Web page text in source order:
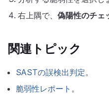
右上隅で、 偽陽性のチェ
関連トピック
SASTの誤検出判定。
脆弱性レポート 。